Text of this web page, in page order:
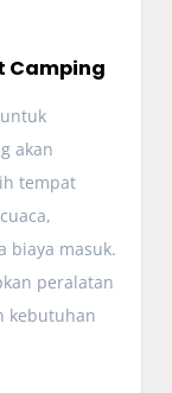
Camping
akan
tempat
biaya masuk.
peralatan
kebutuhan